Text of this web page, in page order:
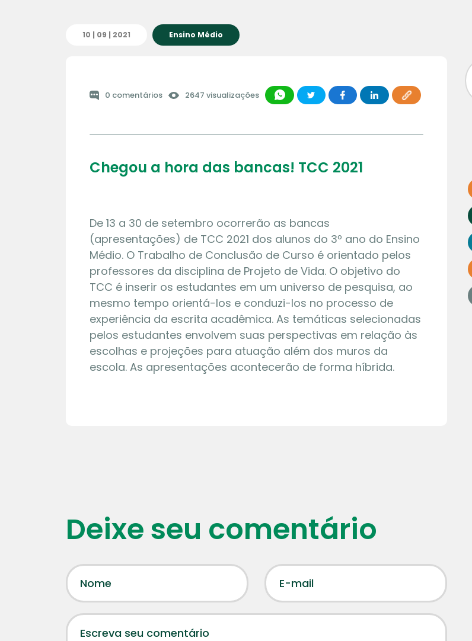
10 | 09 | 2021 Ensino Médio
0 comentários 2647 visualizações
Chegou a hora das bancas! TCC 2021
De 13 a 30 de setembro ocorrerão as bancas
(apresentações) de TCC 2021 dos alunos do 3º ano do Ensino
Médio. O Trabalho de Conclusão de Curso é orientado pelos
professores da disciplina de Projeto de Vida. O objetivo do
TCC é inserir os estudantes em um universo de pesquisa, ao
mesmo tempo orientá-los e conduzi-los no processo de
experiência da escrita acadêmica. As temáticas selecionadas
pelos estudantes envolvem suas perspectivas em relação às
escolhas e projeções para atuação além dos muros da
escola. As apresentações acontecerão de forma híbrida.
Deixe seu comentário
20 | 07 | 2026
Aprender, compartilhar e explorar o mundo!